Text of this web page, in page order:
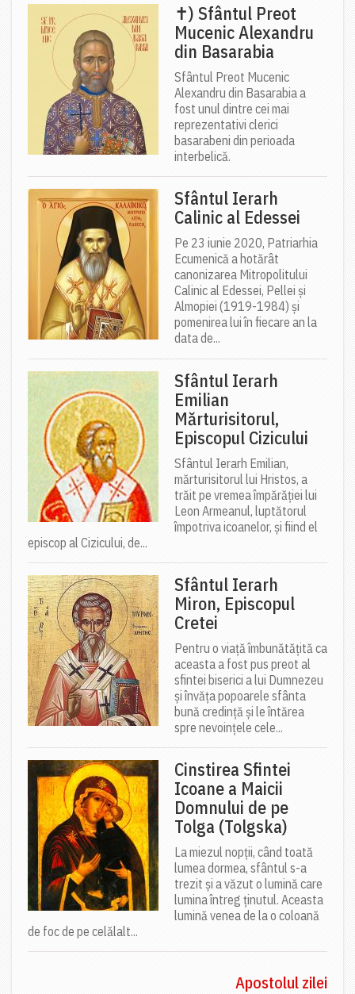
✝) Sfântul Preot
Mucenic Alexandru
din Basarabia
Sfântul Preot Mucenic
Alexandru din Basarabia a
fost unul dintre cei mai
reprezentativi clerici
basarabeni din perioada
interbelică.
Sfântul Ierarh
Calinic al Edessei
Pe 23 iunie 2020, Patriarhia
Ecumenică a hotărât
canonizarea Mitropolitului
Calinic al Edessei, Pellei și
Almopiei (1919-1984) și
pomenirea lui în fiecare an la
data de...
Sfântul Ierarh
Emilian
Mărturisitorul,
Episcopul Cizicului
Sfântul Ierarh Emilian,
mărturisitorul lui Hristos, a
trăit pe vremea împărăției lui
Leon Armeanul, luptătorul
împotriva icoanelor, și fiind el
episcop al Cizicului, de...
Sfântul Ierarh
Miron, Episcopul
Cretei
Pentru o viață îmbunătățită ca
aceasta a fost pus preot al
sfintei biserici a lui Dumnezeu
și învăța popoarele sfânta
bună credință și le întărea
spre nevoințele cele...
Cinstirea Sfintei
Icoane a Maicii
Domnului de pe
Tolga (Tolgska)
La miezul nopții, când toată
lumea dormea, sfântul s-a
trezit și a văzut o lumină care
lumina întreg ținutul. Aceasta
lumină venea de la o coloană
de foc de pe celălalt...
Apostolul zilei